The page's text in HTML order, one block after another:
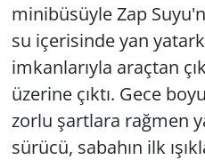
minibüsüyle Zap
su içerisinde yan
imkanlarıyla araçtan
üzerine çıktı. Gece
zorlu şartlara rağmen
sürücü, sabahın ilk